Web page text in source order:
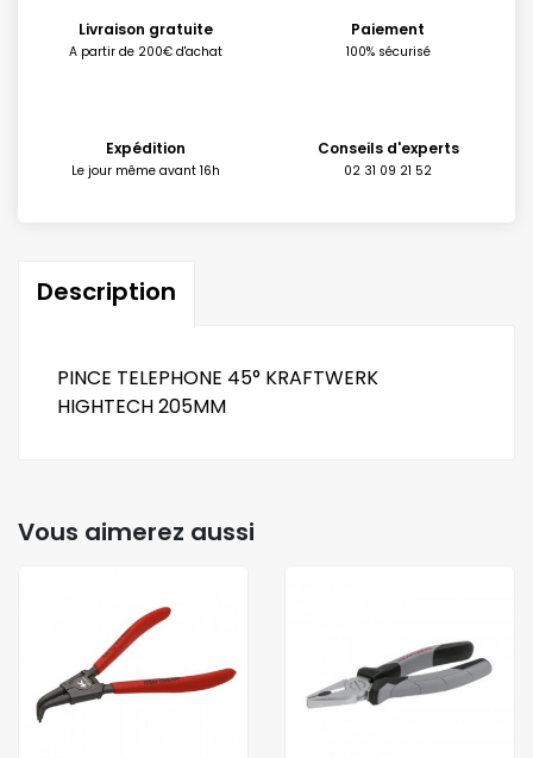
Livraison gratuite
A partir de 200€ d'achat
Paiement
100% sécurisé
Expédition
Le jour même avant 16h
Conseils d'experts
02 31 09 21 52
Description
PINCE TELEPHONE 45° KRAFTWERK
HIGHTECH 205MM
Vous aimerez aussi